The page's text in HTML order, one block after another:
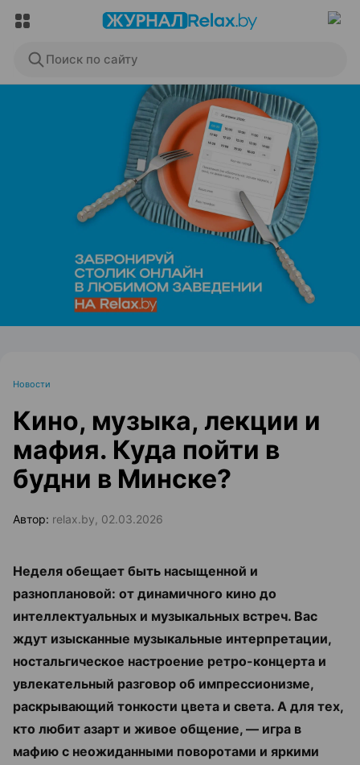
Поиск по сайту
ЭФФЕКТИВНАЯ РЕКЛАМА НА САЙТЕ
Новости
Кино, музыка, лекции и
мафия. Куда пойти в
будни в Минске?
Автор: relax.by, 02.03.2026
Неделя обещает быть насыщенной и
разноплановой: от динамичного кино до
интеллектуальных и музыкальных встреч. Вас
ждут изысканные музыкальные интерпретации,
ностальгическое настроение ретро-концерта и
увлекательный разговор об импрессионизме,
раскрывающий тонкости цвета и света. А для тех,
кто любит азарт и живое общение, — игра в
мафию с неожиданными поворотами и яркими